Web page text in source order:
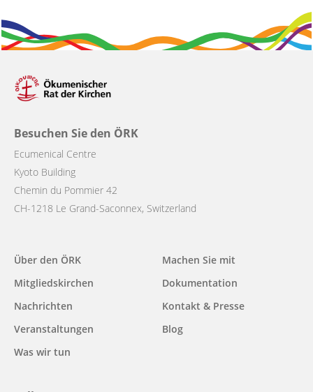
Besuchen Sie den ÖRK
Ecumenical Centre
Kyoto Building
Chemin du Pommier 42
CH-1218 Le Grand-Saconnex, Switzerland
Main
navigation
Über den ÖRK
Mitgliedskirchen
Nachrichten
Veranstaltungen
Was wir tun
Machen Sie mit
Dokumentation
Kontakt & Presse
Blog